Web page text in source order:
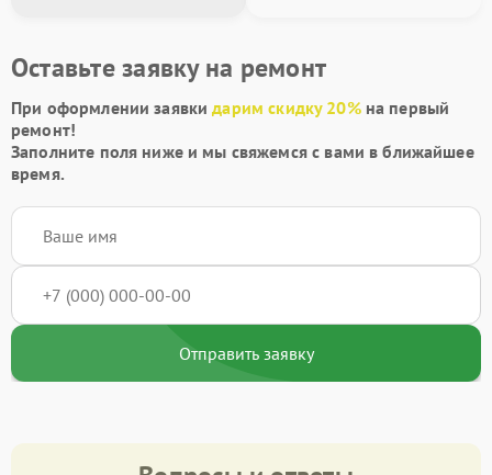
Оставьте заявку на ремонт
При оформлении заявкидарим скидку 20%на первый
ремонт!
Заполните поля ниже и мы свяжемся с вами в ближайшее
время.
Отправить заявку